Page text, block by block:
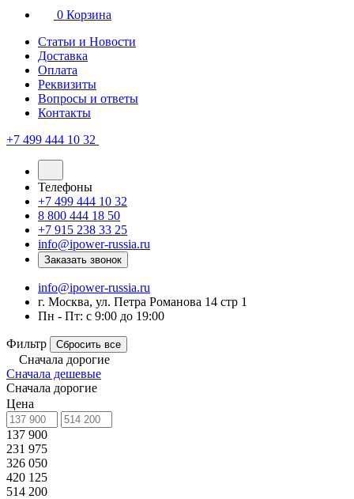
0 Корзина
Статьи и Новости
Доставка
Оплата
Реквизиты
Вопросы и ответы
Контакты
+7 499 444 10 32
Телефоны
+7 499 444 10 32
8 800 444 18 50
+7 915 238 33 25
info@ipower-russia.ru
Заказать звонок
info@ipower-russia.ru
г. Москва, ул. Петра Романова 14 стр 1
Пн - Пт: с 9:00 до 19:00
Фильтр Сбросить все
Сначала дорогие
Сначала дешевые
Сначала дорогие
Цена
137 900
231 975
326 050
420 125
514 200